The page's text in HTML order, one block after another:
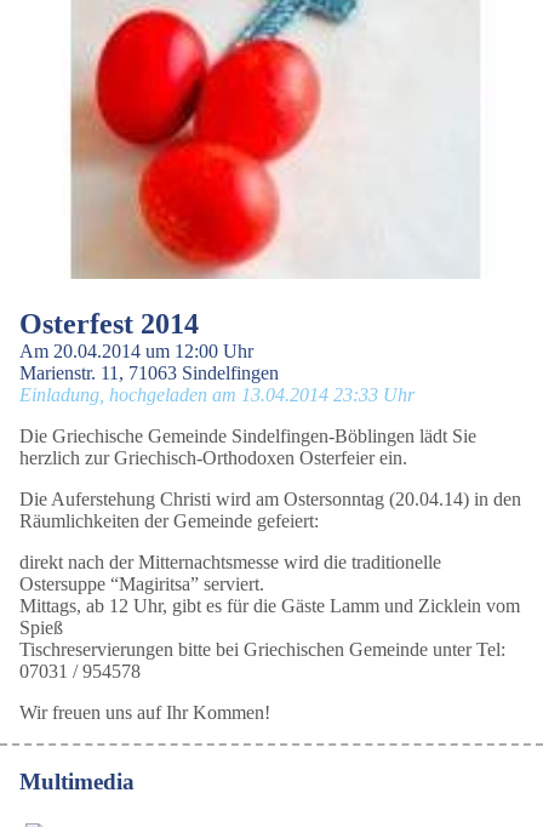
Osterfest 2014
Am 20.04.2014 um 12:00 Uhr
Marienstr. 11, 71063 Sindelfingen
Einladung, hochgeladen am 13.04.2014 23:33 Uhr
Die Griechische Gemeinde Sindelfingen-Böblingen lädt Sie
herzlich zur Griechisch-Orthodoxen Osterfeier ein.
Die Auferstehung Christi wird am Ostersonntag (20.04.14) in den
Räumlichkeiten der Gemeinde gefeiert:
direkt nach der Mitternachtsmesse wird die traditionelle
Ostersuppe “Magiritsa” serviert.
Mittags, ab 12 Uhr, gibt es für die Gäste Lamm und Zicklein vom
Spieß
Tischreservierungen bitte bei Griechischen Gemeinde unter Tel:
07031 / 954578
Wir freuen uns auf Ihr Kommen!
Multimedia